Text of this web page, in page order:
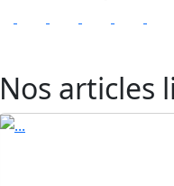
Nos articles